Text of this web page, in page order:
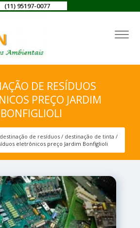
(11) 95197-0077
DE RESÍDUOS
PREÇO JARDIM
BONFIGLIOLI
destinação de resíduos
destinação de tinta
eletrônicos preço Jardim Bonfiglioli